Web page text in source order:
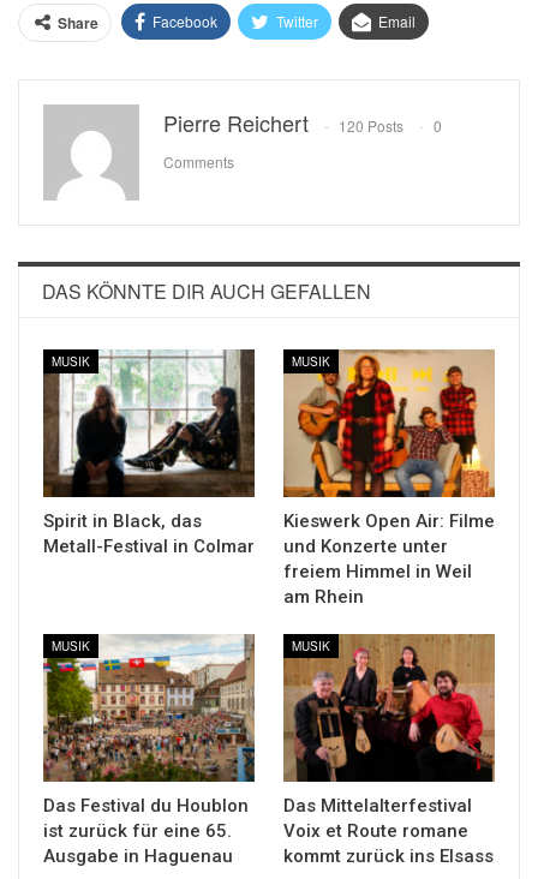
Share Facebook Twitter Email
Pierre Reichert 120 Posts
0
Comments
DAS KÖNNTE DIR AUCH GEFALLEN
MUSIK
Spirit in Black, das
Metall-Festival in Colmar
MUSIK
Kieswerk Open Air: Filme
und Konzerte unter
freiem Himmel in Weil
am Rhein
MUSIK
Das Festival du Houblon
ist zurück für eine 65.
Ausgabe in Haguenau
MUSIK
Das Mittelalterfestival
Voix et Route romane
kommt zurück ins Elsass